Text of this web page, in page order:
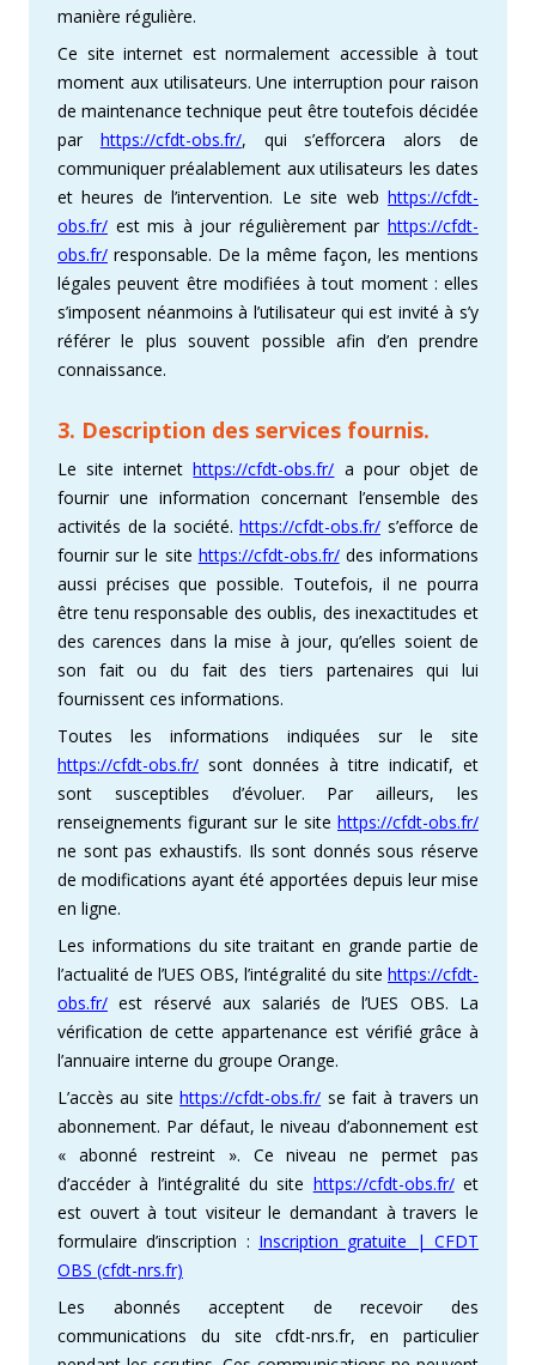
manière régulière.
Ce site internet est normalement accessible à tout
moment aux utilisateurs. Une interruption pour raison
de maintenance technique peut être toutefois décidée
par https://cfdt-obs.fr/, qui s’efforcera alors de
communiquer préalablement aux utilisateurs les dates
et heures de l’intervention. Le site web https://cfdt-
obs.fr/ est mis à jour régulièrement par https://cfdt-
obs.fr/ responsable. De la même façon, les mentions
légales peuvent être modifiées à tout moment : elles
s’imposent néanmoins à l’utilisateur qui est invité à s’y
référer le plus souvent possible afin d’en prendre
connaissance.
3. Description des services fournis.
Le site internethttps://cfdt-obs.fr/ a pour objet de
fournir une information concernant l’ensemble des
activités de la société. https://cfdt-obs.fr/ s’efforce de
fournir sur le site https://cfdt-obs.fr/des informations
aussi précises que possible. Toutefois, il ne pourra
être tenu responsable des oublis, des inexactitudes et
des carences dans la mise à jour, qu’elles soient de
son fait ou du fait des tiers partenaires qui lui
fournissent ces informations.
Toutes les informations indiquées sur le site
https://cfdt-obs.fr/ sont données à titre indicatif, et
sont susceptibles d’évoluer. Par ailleurs, les
renseignements figurant sur le site https://cfdt-obs.fr/
ne sont pas exhaustifs. Ils sont donnés sous réserve
de modifications ayant été apportées depuis leur mise
en ligne.
Les informations du site traitant en grande partie de
l’actualité de l’UES OBS, l’intégralité du site https://cfdt-
obs.fr/ est réservé aux salariés de l’UES OBS. La
vérification de cette appartenance est vérifié grâce à
l’annuaire interne du groupe Orange.
L’accès au sitehttps://cfdt-obs.fr/ se fait à travers un
abonnement. Par défaut, le niveau d’abonnement est
« abonné restreint ». Ce niveau ne permet pas
d’accéder à l’intégralité du site https://cfdt-obs.fr/et
est ouvert à tout visiteur le demandant à travers le
formulaire d’inscription : Inscription gratuite | CFDT
OBS (cfdt-nrs.fr)
Les abonnés acceptent de recevoir des
communications du site cfdt-nrs.fr, en particulier